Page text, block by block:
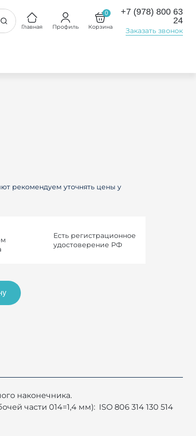
Главная Профиль
0
Корзина
+7 (978) 800 63
24
Заказать звонок
рекомендуем уточнять цены у
Есть регистрационное
удостоверение РФ
наконечника.
части 014=1,4 мм): ISO 806 314 130 514